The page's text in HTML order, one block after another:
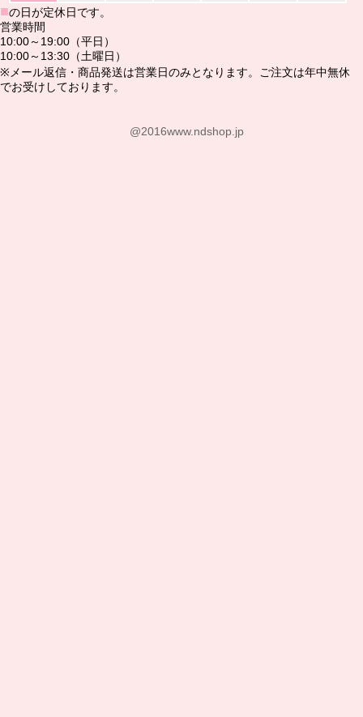
■の日が定休日です。
営業時間
10:00～19:00（平日）
10:00～13:30（土曜日）
※メール返信・商品発送は営業日のみとなります。ご注文は年中無休
でお受けしております。
@2016www.ndshop.jp